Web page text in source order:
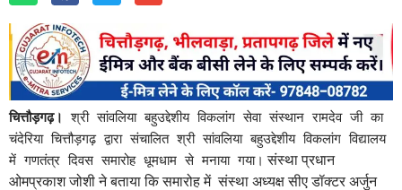
चित्तौड़गढ़। श्री सांवलिया बहुउद्देशीय विकलांग सेवा संस्थान रामदेव जी का
चंदेरिया चित्तौड़गढ़ द्वारा संचालित श्री सांवलिया बहुउद्देशीय विकलांग विद्यालय
में गणतंत्र दिवस समारोह धूमधाम से मनाया गया। संस्था प्रधान
ओमप्रकाश जोशी ने बताया कि समारोह में संस्था अध्यक्ष सीए डॉक्टर अर्जुन